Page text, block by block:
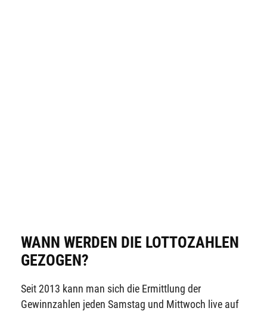
WANN WERDEN DIE LOTTOZAHLEN
GEZOGEN?
Seit 2013 kann man sich die Ermittlung der
Gewinnzahlen jeden Samstag und Mittwoch live auf